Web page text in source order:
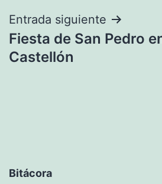
Entrada siguiente
Fiesta de San Pedro
Castellón
Bitácora